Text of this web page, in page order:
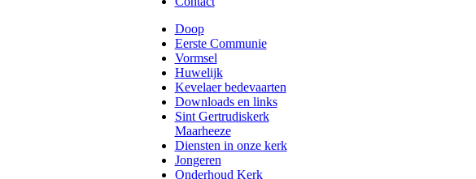
Doop
Eerste Communie
Vormsel
Huwelijk
Kevelaer bedevaarten
Downloads en links
Sint Gertrudiskerk
Maarheeze
Diensten in onze kerk
Jongeren
Onderhoud Kerk